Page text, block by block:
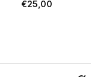
€25,00